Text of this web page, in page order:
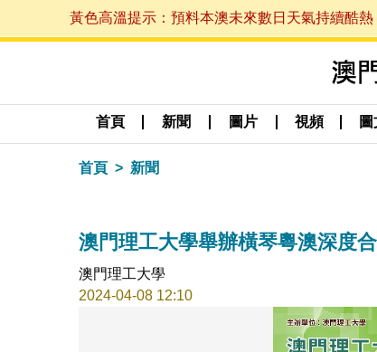
黃色高溫提示：預料本澳未來數日天氣持續酷
首頁 新聞 圖片 視頻
首頁 新聞
澳門理工大學舉辦橫琴粵澳深度
澳門理工大學
2024-04-08 12:10